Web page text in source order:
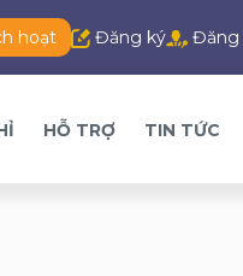
hoạt Đăng ký Đăng
HỖ TRỢ TIN TỨC